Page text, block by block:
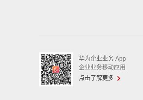
华为企业业务 App
企业业务移动应用
点击了解更多